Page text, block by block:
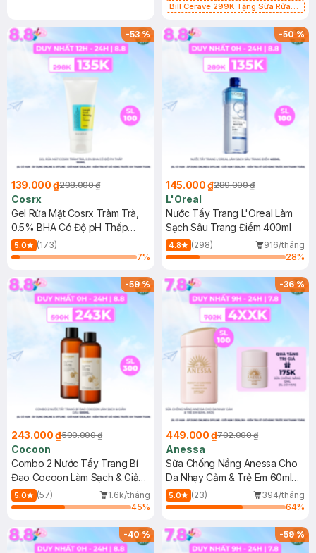
Bill Cerave 299K Tặng Sữa Rửa
-53%
139.000 ₫298.000 ₫
Cosrx
Gel Rửa Mặt Cosrx Tràm Trà,
0.5% BHA Có Độ pH Thấp
150ml
5.0
(173)
7%
-50%
145.000 ₫289.000 ₫
L'Oreal
Nước Tẩy Trang L'Oreal Làm
Sạch Sâu Trang Điểm 400ml
4.8 (298)
916/tháng
28%
-59%
243.000 ₫590.000 ₫
Cocoon
Combo 2 Nước Tẩy Trang Bí
Đao Cocoon Làm Sạch & Giảm
Dầu 500ml
5.0 (57)
1.6k/tháng
45%
-36%
449.000 ₫702.000 ₫
Anessa
Sữa Chống Nắng Anessa Cho
Da Nhạy Cảm & Trẻ Em 60ml
(Mới)
5.0 (23)
394/tháng
64%
-40% -59%